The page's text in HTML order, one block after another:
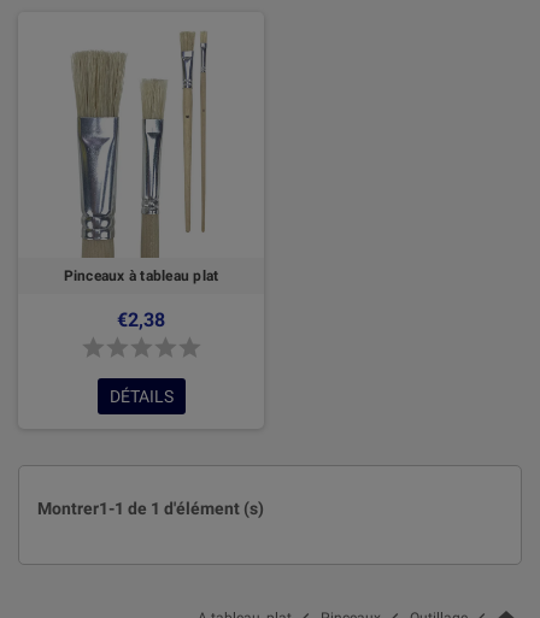
Pinceaux à tableau plat
€2,38
DÉTAILS
Montrer1-1 de 1 d'élément (s)